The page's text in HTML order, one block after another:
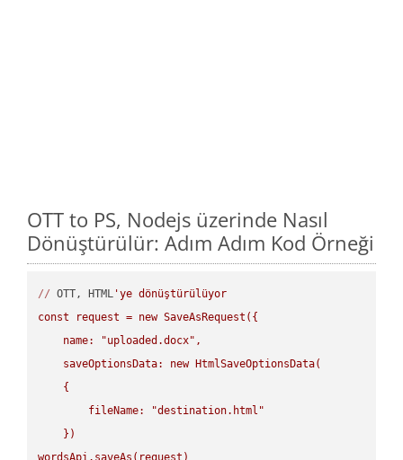
OTT to PS, Nodejs üzerinde Nasıl
Dönüştürülür: Adım Adım Kod Örneği
// OTT, HTML 'ye dönüştürülüyor
const request = new SaveAsRequest({
    name: "uploaded.docx",
    saveOptionsData: new HtmlSaveOptionsData(
    {
        fileName: "destination.html"
    })
wordsApi.saveAs(request)